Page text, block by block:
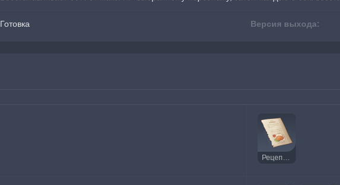
Готовка Версия выхода:
Рецепт: Бодрящее кошачье лакомство